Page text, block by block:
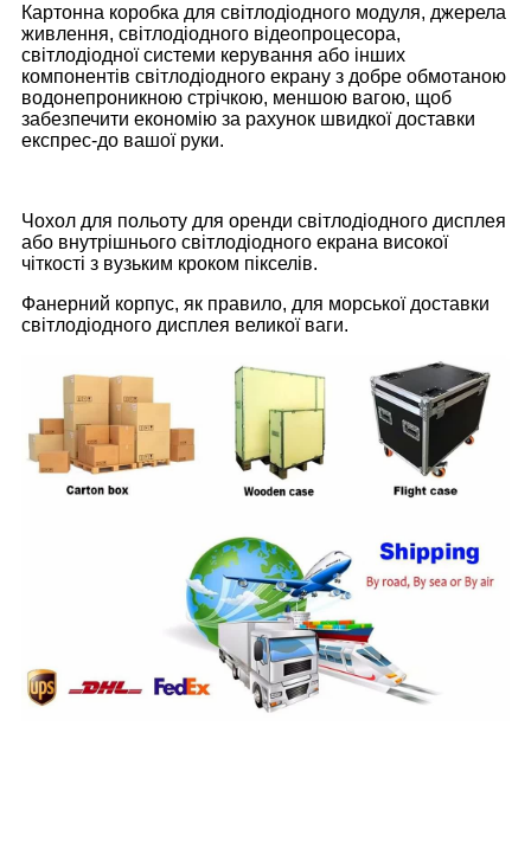
Картонна коробка для світлодіодного модуля, джерела
живлення, світлодіодного відеопроцесора,
світлодіодної системи керування або інших
компонентів світлодіодного екрану з добре обмотаною
водонепроникною стрічкою, меншою вагою, щоб
забезпечити економію за рахунок швидкої доставки
експрес-до вашої руки.
Чохол для польоту для оренди світлодіодного дисплея
або внутрішнього світлодіодного екрана високої
чіткості з вузьким кроком пікселів.
Фанерний корпус, як правило, для морської доставки
світлодіодного дисплея великої ваги.